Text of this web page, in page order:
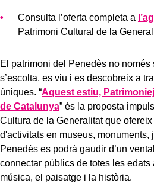
Consulta l’oferta completa a
Patrimoni Cultural de la
El patrimoni del Penedès no només
s’escolta, es viu i es descobreix a
úniques. “Aquest estiu,
de Catalunya” és la proposta
Cultura de la Generalitat que
d'activitats en museus, monuments,
Penedès es podrà gaudir d’un
connectar públics de totes les edats
música, el paisatge i la història.